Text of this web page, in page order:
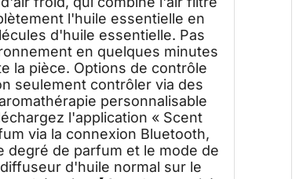
l'huile essentielle en
d'huile essentielle. Pas
en quelques minutes
la pièce. Options de contrôle
seulement contrôler via des
personnalisable
l'application « Scent
via la connexion Bluetooth,
degré de parfum et le mode de
d'huile normal sur le